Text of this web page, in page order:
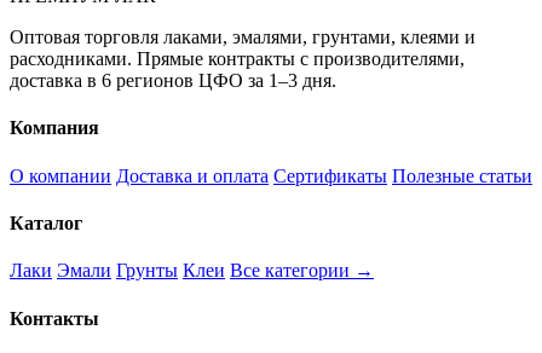
Оптовая торговля лаками, эмалями, грунтами, клеями и
расходниками. Прямые контракты с производителями,
доставка в 6 регионов ЦФО за 1–3 дня.
Компания
О компании Доставка и оплата Сертификаты Полезные статьи
Каталог
Лаки Эмали Грунты Клеи Все категории →
Контакты